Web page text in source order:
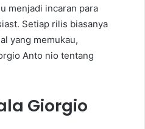
menjadi incaran para
Setiap rilis biasanya
yang memukau,
Anto nio tentang
Giorgio